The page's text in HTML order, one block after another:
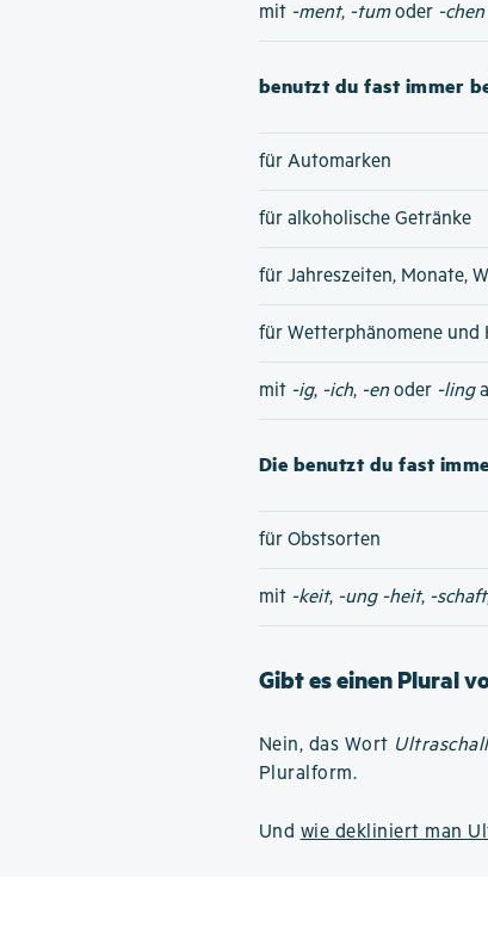
mit -ment, -tumoder -chen
benutzt du fast immer
für Automarken
für alkoholische Getränke
für Jahreszeiten, Monate,
für Wetterphänomene und
mit -ig, -ich, -enoder -ling
Die benutzt du fast
für Obstsorten
mit -keit, -ung -heit, -schaft
Gibt es einen Plural
Nein, das Wort Ultraschall
Pluralform.
Und wie dekliniert man